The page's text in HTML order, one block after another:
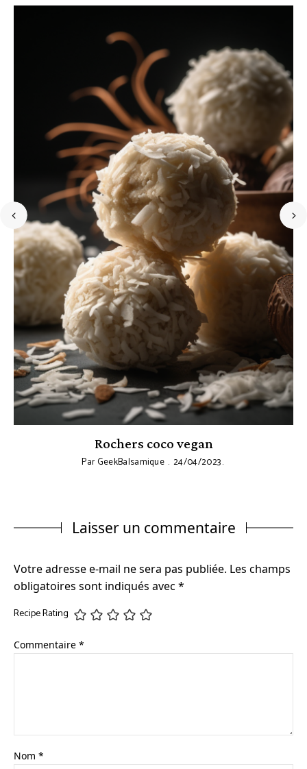
Rochers coco vegan
Par GeekBalsamique 24/04/2023
Laisser un commentaire
Votre adresse e-mail ne sera pas publiée. Les champs
obligatoires sont indiqués avec *
Recipe Rating
Commentaire *
Nom *